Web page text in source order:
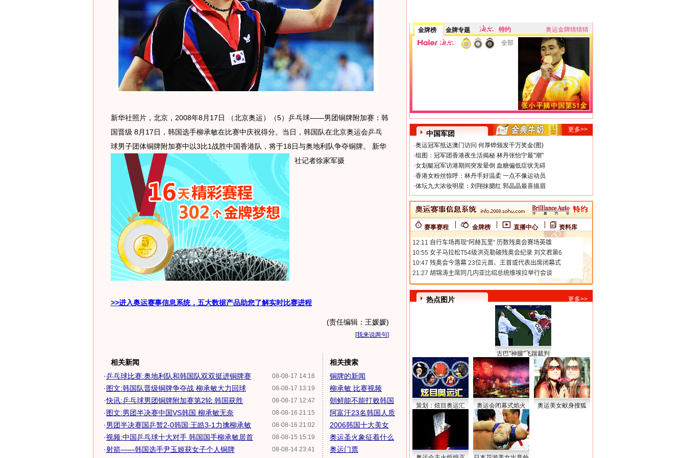
新华社照片，北京，2008年8月17日 （北京奥运）（5）乒乓球——男团铜牌附加赛：韩
国晋级 8月17日，韩国选手柳承敏在比赛中庆祝得分。当日，韩国队在北京奥运会乒乓
球男子团体铜牌附加赛中以3比1战胜中国香港队，将于18日与奥地利队争夺铜牌。 新华
社记者徐家军摄
>>进入奥运赛事信息系统，五大数据产品助您了解实时比赛进程
(责任编辑：王媛媛)
[我来说两句]
相关新闻
08-08-17 14:18
·乒乓球比赛:奥地利队和韩国队双双挺进铜牌赛
08-08-17 13:19
·图文:韩国队晋级铜牌争夺战 柳承敏大力回球
08-08-17 12:47
·快讯:乒乓球男团铜牌附加赛第2轮 韩国获胜
08-08-16 21:15
·图文:男团半决赛中国VS韩国 柳承敏无奈
08-08-16 21:02
·男团半决赛国乒暂2-0韩国:王皓3-1力擒柳承敏
08-08-15 15:19
·视频:中国乒乓球十大对手 韩国国手柳承敏居首
08-08-14 23:41
·射箭——韩国选手尹玉姬获女子个人铜牌
相关搜索
铜牌的新闻
柳承敏 比赛视频
朝鲜能不能打败韩国
阿富汗23名韩国人质
2006韩国十大美女
奥运圣火象征着什么
奥运门票
金牌榜 金牌专题 特约
奥运金牌猜猜猜
全部
中国军团
更多>>
·奥运冠军抵达澳门访问 何厚铧颁发千万奖金(图)
·组图：冠军团香港夜生活揭秘 林丹张怡宁最"潮"
·女划艇冠军访港期间突发晕倒 血糖偏低症状无碍
·香港女粉丝惊呼：林丹手好温柔 一点不像运动员
·体坛九大浓妆明星：刘翔抹腮红 郭晶晶最喜描眉
赛事赛程 金牌榜 直播中心 资料库
热点图片 更多>>
古巴"神腿"飞踹裁判
策划：炫目奥运汇 奥运会闭幕式焰火 奥运美女献身搜狐